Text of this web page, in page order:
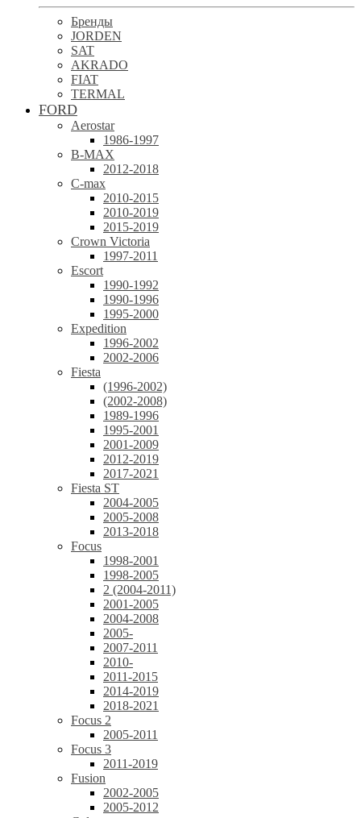
Бренды
JORDEN
SAT
AKRADO
FIAT
TERMAL
FORD
Aerostar
1986-1997
B-MAX
2012-2018
C-max
2010-2015
2010-2019
2015-2019
Crown Victoria
1997-2011
Escort
1990-1992
1990-1996
1995-2000
Expedition
1996-2002
2002-2006
Fiesta
(1996-2002)
(2002-2008)
1989-1996
1995-2001
2001-2009
2012-2019
2017-2021
Fiesta ST
2004-2005
2005-2008
2013-2018
Focus
1998-2001
1998-2005
2 (2004-2011)
2001-2005
2004-2008
2005-
2007-2011
2010-
2011-2015
2014-2019
2018-2021
Focus 2
2005-2011
Focus 3
2011-2019
Fusion
2002-2005
2005-2012